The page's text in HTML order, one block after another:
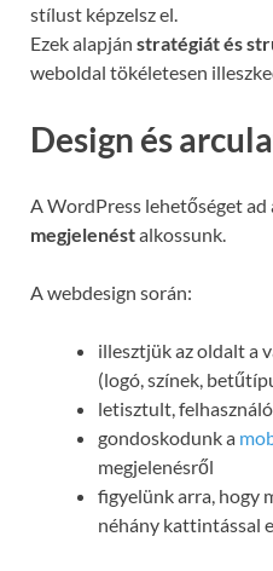
stílust képzelsz el.
Ezek alapján stratégiát és
weboldal tökéletesen
Design és
A WordPress lehetőséget ad
megjelenéstalkossunk.
A webdesign során:
illesztjük az oldalt a
(logó, színek,
letisztult,
gondoskodunk a
megjelenésről
figyelünk arra, hogy
néhány kattintással